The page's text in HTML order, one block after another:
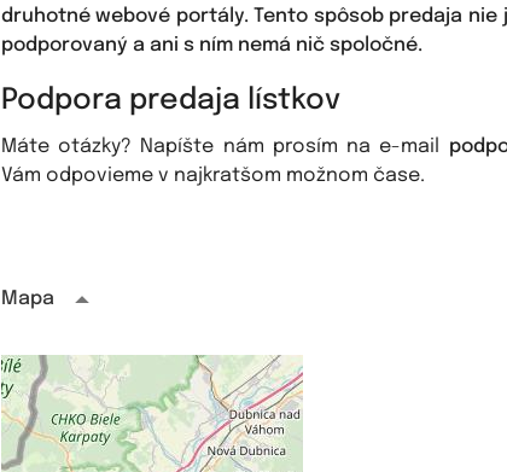
druhotné webové portály. Tento spôsob predaja
podporovaný a ani s ním nemá nič spoločné.
Podpora predaja lístkov
Máte otázky? Napíšte nám prosím na e-mail
Vám odpovieme v najkratšom možnom čase.
Mapa